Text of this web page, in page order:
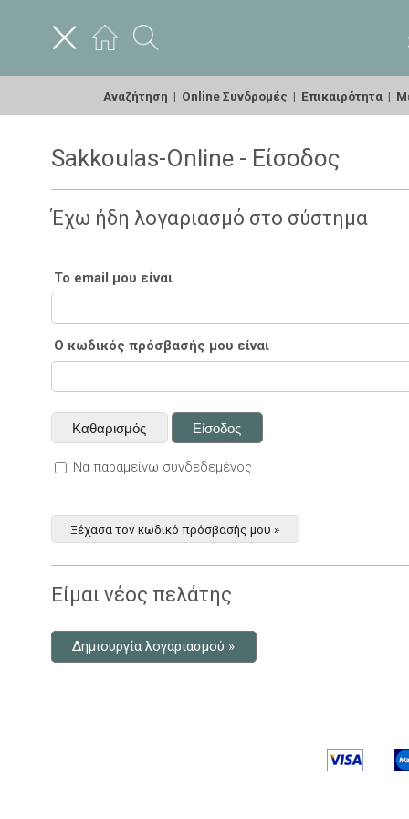
Αναζήτηση | Online Συνδρομές | Επικαιρότητα |
Sakkoulas-Online - Είσοδος
Έχω ήδη λογαριασμό στο σύστημα
Το email μου είναι
Ο κωδικός πρόσβασής μου είναι
Να παραμείνω συνδεδεμένος
Ξέχασα τον κωδικό πρόσβασής μου »
Είμαι νέος πελάτης
Δημιουργία λογαριασμού »